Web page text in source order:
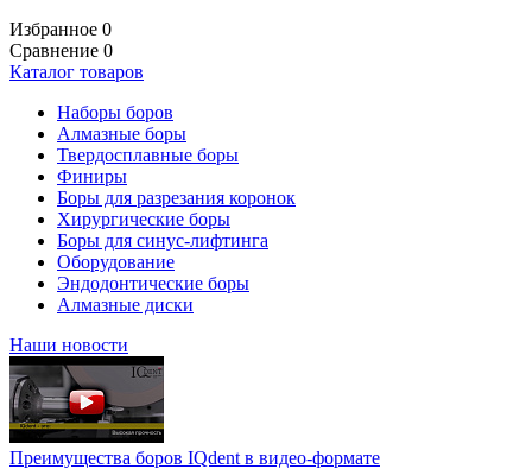
Избранное 0
Сравнение 0
Каталог товаров
Наборы боров
Алмазные боры
Твердосплавные боры
Финиры
Боры для разрезания коронок
Хирургические боры
Боры для синус-лифтинга
Оборудование
Эндодонтические боры
Алмазные диски
Наши новости
Преимущества боров IQdent в видео-формате